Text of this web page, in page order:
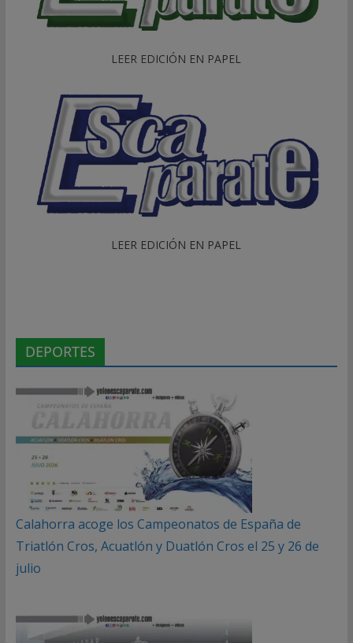
LEER EDICIÓN EN PAPEL
LEER EDICIÓN EN PAPEL
DEPORTES
Calahorra acoge los Campeonatos de España de
Triatlón Cros, Acuatlón y Duatlón Cros el 25 y 26 de
julio